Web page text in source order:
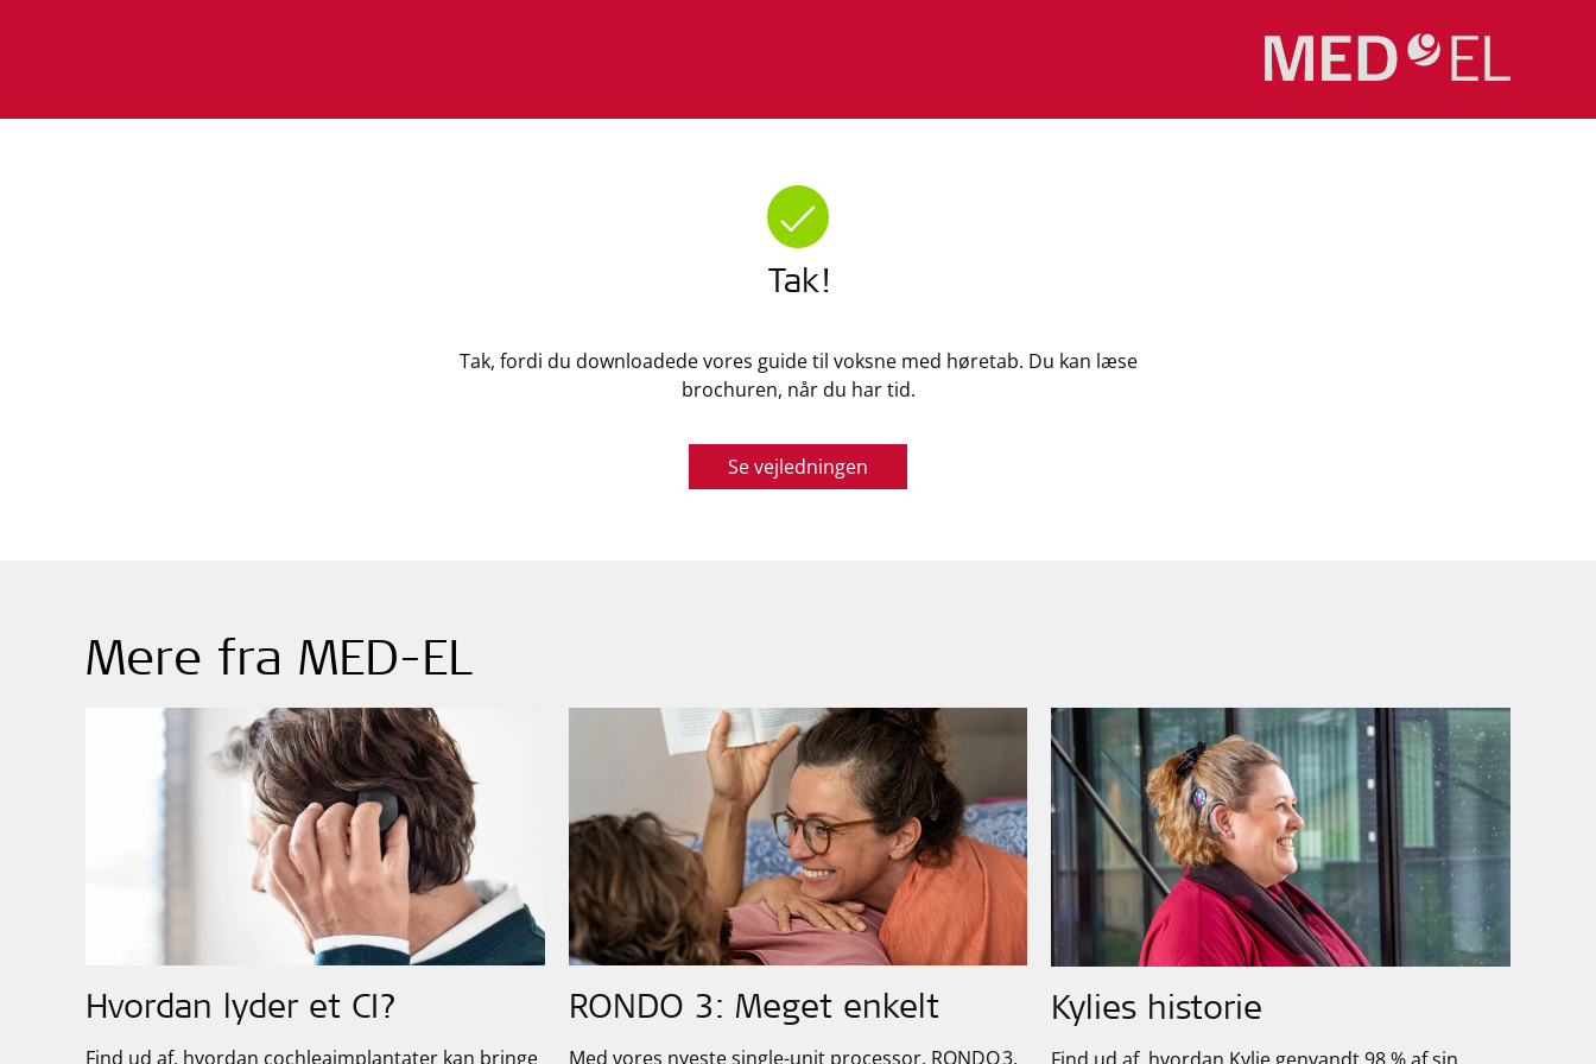
Tak!
Tak, fordi du downloadede vores guide til voksne med høretab. Du kan læse
brochuren, når du har tid.
Se vejledningen
Mere fra MED-EL
Hvordan lyder et CI?
Find ud af, hvordan cochleaimplantater kan bringe
RONDO 3: Meget enkelt
Med vores nyeste single-unit processor, RONDO 3,
Kylies historie